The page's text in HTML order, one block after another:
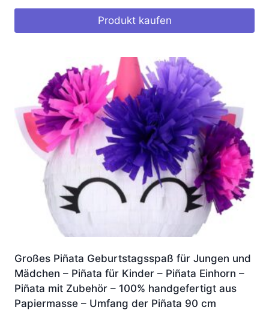
Produkt kaufen
Großes Piñata Geburtstagsspaß für Jungen und
Mädchen – Piñata für Kinder – Piñata Einhorn –
Piñata mit Zubehör – 100% handgefertigt aus
Papiermasse – Umfang der Piñata 90 cm